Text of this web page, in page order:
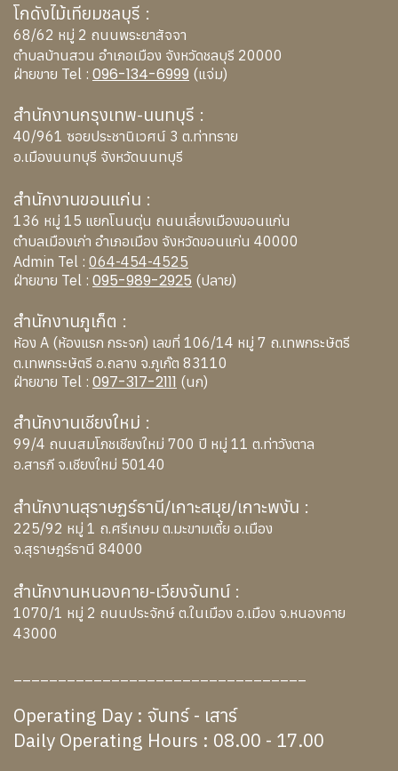
โกดังไม้เทียมชลบุรี :
68/62 หมู่ 2 ถนนพระยาสัจจา
ตำบลบ้านสวน อำเภอเมือง จังหวัดชลบุรี 20000
ฝ่ายขาย Tel : 096-134-6999 (แจ่ม)
สำนักงานกรุงเทพ-นนทบุรี :
40/961 ซอยประชานิเวศน์ 3 ต.ท่าทราย
อ.เมืองนนทบุรี จังหวัดนนทบุรี
สำนักงานขอนแก่น :
136 หมู่ 15 แยกโนนตุ่น ถนนเลี่ยงเมืองขอนแก่น
ตำบลเมืองเก่า อำเภอเมือง จังหวัดขอนแก่น 40000
Admin Tel : 064-454-4525
ฝ่ายขาย Tel : 095-989-2925 (ปลาย)
สำนักงานภูเก็ต :
ห้อง A (ห้องแรก กระจก) เลขที่ 106/14 หมู่ 7 ถ.เทพกระษัตรี
ต.เทพกระษัตรี อ.ถลาง จ.ภูเก๊ต 83110
ฝ่ายขาย Tel : 097-317-2111 (นก)
สำนักงานเชียงใหม่ :
99/4 ถนนสมโภชเชียงใหม่ 700 ปี หมู่ 11 ต.ท่าวังตาล
อ.สารภี จ.เชียงใหม่ 50140
สำนักงานสุราษฏร์ธานี/เกาะสมุย/เกาะพงัน :
225/92 หมู่ 1 ถ.ศรีเกษม ต.มะขามเตี้ย อ.เมือง
จ.สุราษฎร์ธานี 84000
สำนักงานหนองคาย-เวียงจันทน์ :
1070/1 หมู่ 2 ถนนประจักษ์ ต.ในเมือง อ.เมือง จ.หนองคาย
43000
Operating Day : จันทร์ - เสาร์
Daily Operating Hours : 08.00 - 17.00